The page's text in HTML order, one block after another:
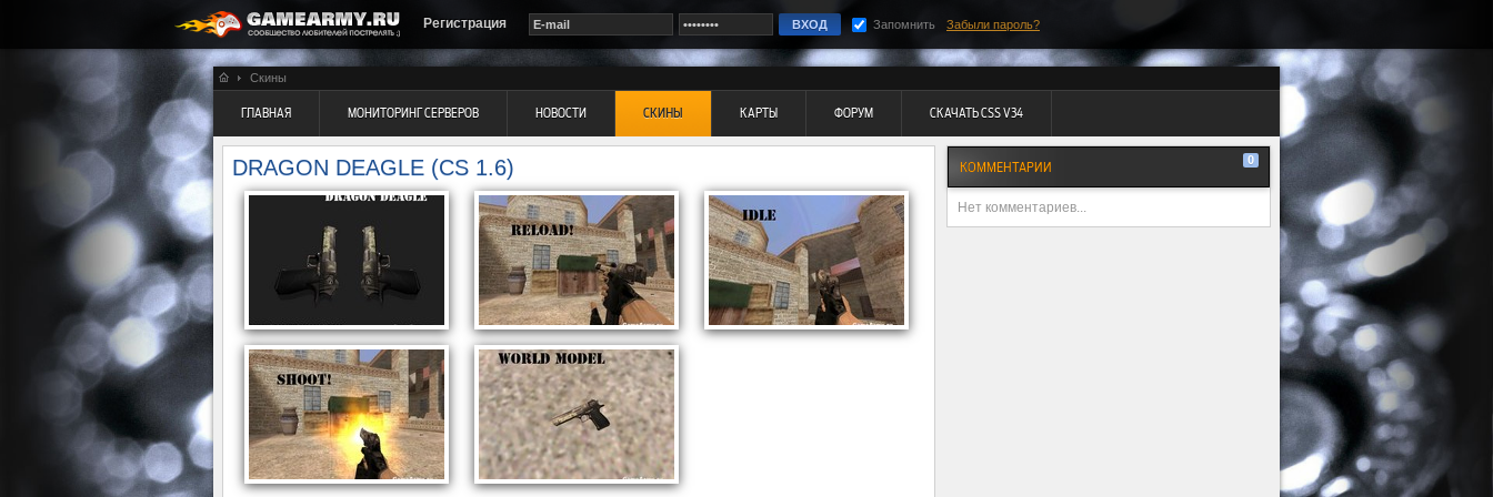
Регистрация Запомнить Забыли пароль?
Скины
ГЛАВНАЯ МОНИТОРИНГ СЕРВЕРОВ НОВОСТИ СКИНЫ КАРТЫ ФОРУМ СКАЧАТЬ CSS V34
DRAGON DEAGLE (CS 1.6) КОММЕНТАРИИ 0
Нет комментариев...